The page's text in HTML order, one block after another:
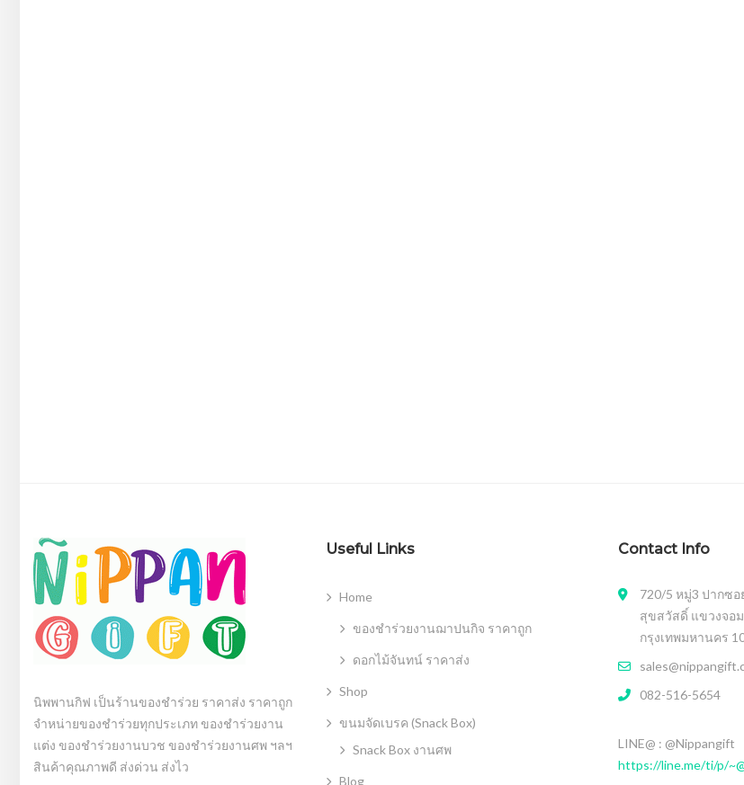
นิพพานกิฟ เป็นร้านของชำร่วย ราคาส่ง ราคาถูก
จำหน่ายของชำร่วยทุกประเภท ของชำร่วยงาน
แต่ง ของชำร่วยงานบวช ของชำร่วยงานศพ ฯลฯ
สินค้าคุณภาพดี ส่งด่วน ส่งไว
Useful Links
Home
ของชำร่วยงานฌาปนกิจ ราคาถูก
ดอกไม้จันทน์ ราคาส่ง
Shop
ขนมจัดเบรค (Snack Box)
Snack Box งานศพ
Blog
Contact Info
720/5 หมู่3 ปากซ
สุขสวัสดิ์ แขวงจอ
กรุงเทพมหานคร
082-516-5654
LINE@ : @Nippangift
https://line.me/ti/p/